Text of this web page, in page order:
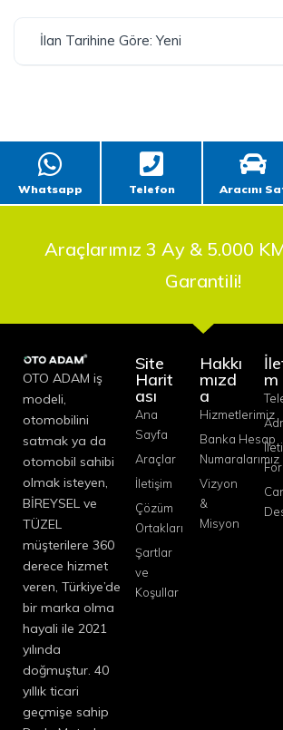
İlan Tarihine Göre: Yeni
Whatsapp Telefon Aracını
Araçlarımız 3 Ay & 5.000
Garantili!
OTO ADAM iş
modeli,
otomobilini
satmak ya da
otomobil sahibi
olmak isteyen,
BİREYSEL ve
TÜZEL
müşterilere 360
derece hizmet
veren, Türkiye’de
bir marka olma
hayali ile 2021
yılında
doğmuştur. 40
yıllık ticari
geçmişe sahip
Site
Harit
ası
Ana
Sayfa
Araçlar
İletişim
Çözüm
Ortakları
Şartlar
ve
Koşullar
Hakkı
mızd
a
Hizmetlerimiz
Banka Hesap
Numaralarımız
Vizyon
&
Misyon
m